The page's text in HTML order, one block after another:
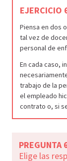
EJERCICIO
Piensa en dos
tal vez de
personal de
En cada caso,
trabajo de la
el empleado
contrato o, si
PREGUNTA
Elige las